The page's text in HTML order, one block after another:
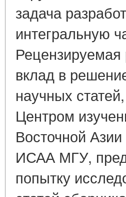
задача
интегральную
вклад в
научных
Центром
Восточной
ИСАА МГУ,
попытку